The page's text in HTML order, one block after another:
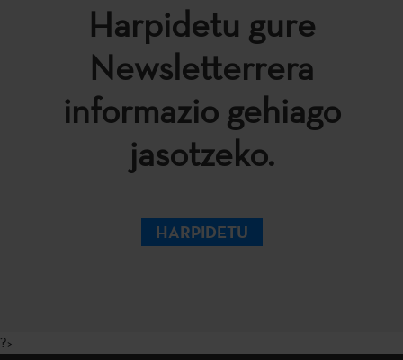
Harpidetu gure
Newsletterrera
informazio gehiago
jasotzeko.
HARPIDETU
?>